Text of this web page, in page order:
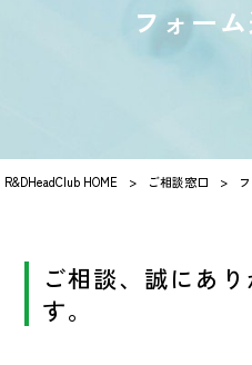
フォー
R&DHeadClub HOME > ご相談窓口 >
ご相談、誠にあ
す。